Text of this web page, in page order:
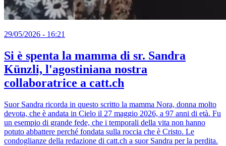
29/05/2026 - 16:21
Si è spenta la mamma di sr. Sandra
Künzli, l'agostiniana nostra
collaboratrice a catt.ch
Suor Sandra ricorda in questo scritto la mamma Nora, donna molto
devota, che è andata in Cielo il 27 maggio 2026, a 97 anni di età. Fu
un esempio di grande fede, che i temporali della vita non hanno
potuto abbattere perché fondata sulla roccia che è Cristo. Le
condoglianze della redazione di catt.ch a suor Sandra per la perdita.